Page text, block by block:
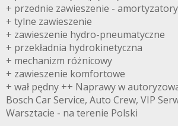
+ przednie zawieszenie -
+ tylne zawieszenie
+ zawieszenie hydro-pneumatyczne
+ przekładnia hydrokinetyczna
+ mechanizm różnicowy
+ zawieszenie komfortowe
+ wał pędny ++ Naprawy w
Bosch Car Service, Auto Crew, VIP
Warsztacie - na terenie Polski